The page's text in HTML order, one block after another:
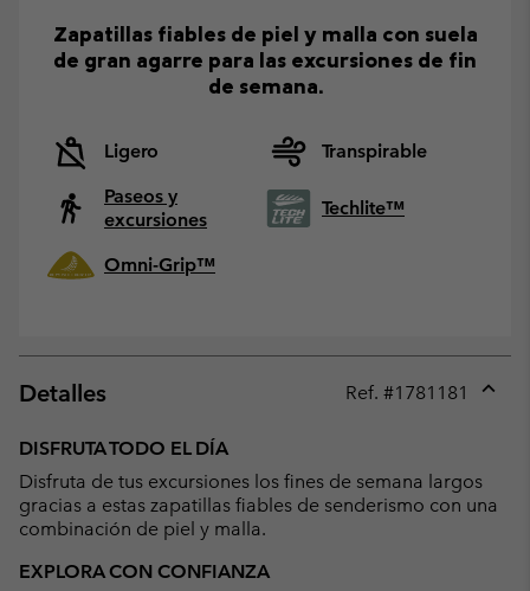
Zapatillas fiables de piel y malla con suela
de gran agarre para las excursiones de fin
de semana.
Ligero
Transpirable
Paseos y
excursiones
Techlite™
Omni-Grip™
Detalles Ref. #1781181
DISFRUTA TODO EL DÍA
Disfruta de tus excursiones los fines de semana largos
gracias a estas zapatillas fiables de senderismo con una
combinación de piel y malla.
EXPLORA CON CONFIANZA